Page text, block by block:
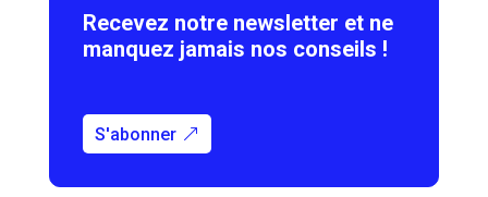
Recevez notre newsletter et ne
manquez jamais nos conseils !
S'abonner